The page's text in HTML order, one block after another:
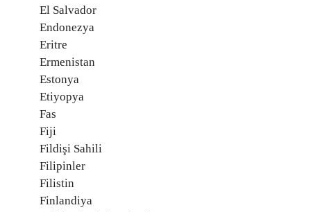
El Salvador
Endonezya
Eritre
Ermenistan
Estonya
Etiyopya
Fas
Fiji
Fildişi Sahili
Filipinler
Filistin
Finlandiya